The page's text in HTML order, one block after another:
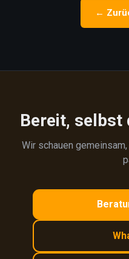
←
Bereit, selbst
Wir schauen